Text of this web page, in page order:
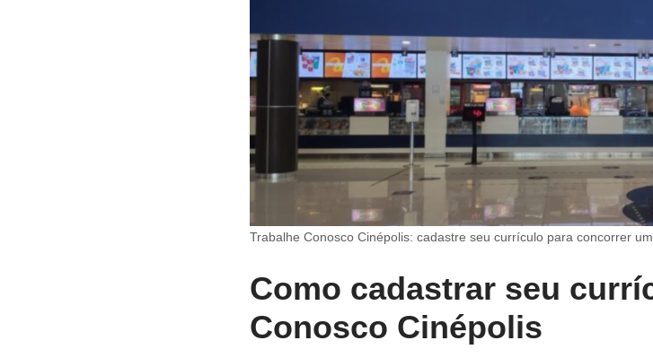
Trabalhe Conosco Cinépolis: cadastre seu currículo para concorrer
Como cadastrar seu
Conosco Cinépolis